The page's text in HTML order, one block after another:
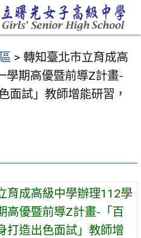
> 轉知臺北市立育成高
學期高優暨前導Z計畫-
面試」教師增能研習，
育成高級中學辦理112學
高優暨前導Z計畫-「百
打造出色面試」教師增